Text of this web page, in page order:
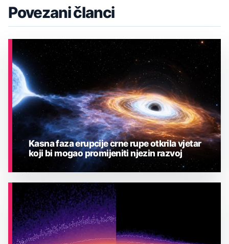
Povezani članci
ASTRONOMIJA
Kasna faza erupcije crne rupe otkrila vjetar
koji bi mogao promijeniti njezin razvoj